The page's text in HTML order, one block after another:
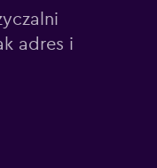
adres i